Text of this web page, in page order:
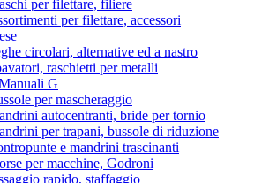
per filettare, filiere
per filettare, accessori
circolari, alternative ed a nastro
raschietti per metalli
G
per mascheraggio
autocentranti, bride per tornio
per trapani, bussole di riduzione
e mandrini trascinanti
per macchine, Godroni
rapido, staffaggio